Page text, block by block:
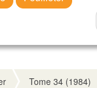
Tome 34 (1984)